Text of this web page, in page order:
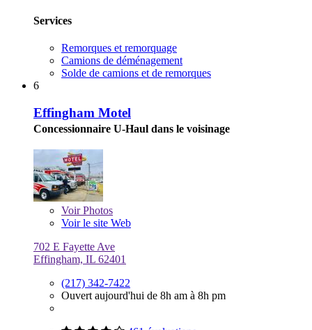
Services
Remorques et remorquage
Camions de déménagement
Solde de camions et de remorques
6
Effingham Motel
Concessionnaire U-Haul dans le voisinage
VoirPhotos
Voir le site Web
702 E Fayette Ave
Effingham, IL 62401
(217) 342-7422
Ouvert aujourd'hui de 8h am à 8h pm